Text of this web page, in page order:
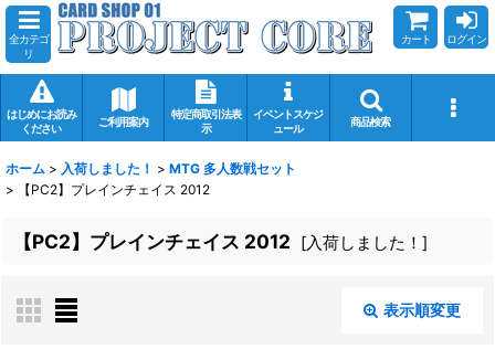
全カテゴ
リ
カート ログイン
はじめにお読み
ください
ご利用案内
特定商取引法表
示
イベントスケジ
ュール
商品検索
ホーム > 入荷しました！ > MTG 多人数戦セット
>
【PC2】プレインチェイス 2012
【PC2】プレインチェイス 2012 [入荷しました！ ]
表示順変更